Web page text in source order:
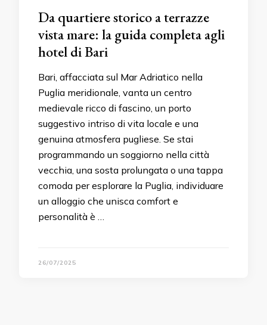
Da quartiere storico a terrazze
vista mare: la guida completa agli
hotel di Bari
Bari, affacciata sul Mar Adriatico nella
Puglia meridionale, vanta un centro
medievale ricco di fascino, un porto
suggestivo intriso di vita locale e una
genuina atmosfera pugliese. Se stai
programmando un soggiorno nella città
vecchia, una sosta prolungata o una tappa
comoda per esplorare la Puglia, individuare
un alloggio che unisca comfort e
personalità è …
26/07/2025